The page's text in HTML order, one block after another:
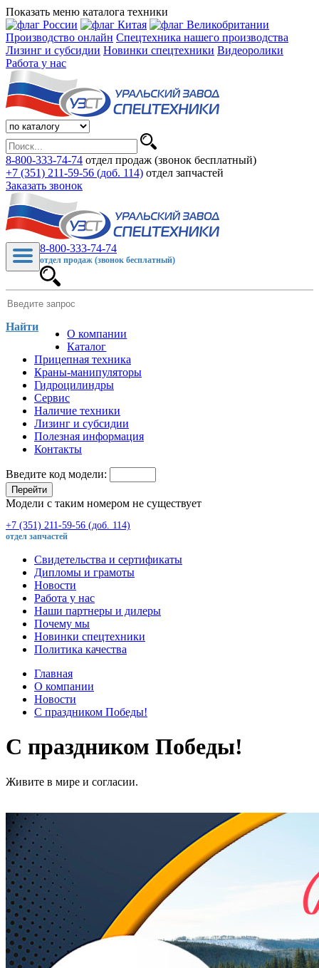
Показать меню каталога техники
Производство онлайн Спецтехника нашего производства
Лизинг и субсидии Новинки спецтехники Видеоролики
Работа у нас
8-800-333-74-74 отдел продаж (звонок бесплатный)
+7 (351) 211-59-56 (доб. 114) отдел запчастей
Заказать звонок
8-800-333-74-74
отдел продаж (звонок бесплатный)
Найти
О компании
Каталог
Прицепная техника
Краны-манипуляторы
Гидроцилиндры
Сервис
Наличие техники
Лизинг и субсидии
Полезная информация
Контакты
Введите код модели:
Перейти
Модели с таким номером не существует
+7 (351) 211-59-56 (доб. 114)
отдел запчастей
Свидетельства и сертификаты
Дипломы и грамоты
Новости
Работа у нас
Наши партнеры и дилеры
Почему мы
Новинки спецтехники
Политика качества
Главная
О компании
Новости
С праздником Победы!
С праздником Победы!
Живите в мире и согласии.